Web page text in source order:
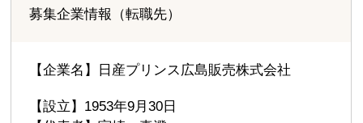
募集企業情報（転職先）
【企業名】日産プリンス広島販売株式会社
【設立】1953年9月30日